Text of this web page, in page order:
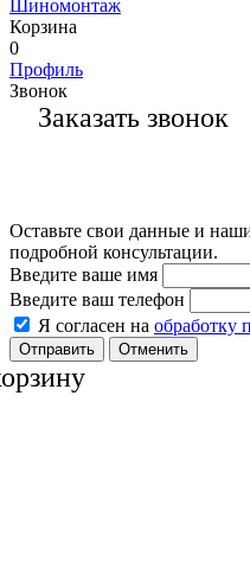
Шиномонтаж
Корзина
0
Профиль
Звонок
Заказать звонок
Оставьте свои данные и
подробной консультации.
Введите ваше имя
Введите ваш телефон
Я согласен на обработку
Отменить